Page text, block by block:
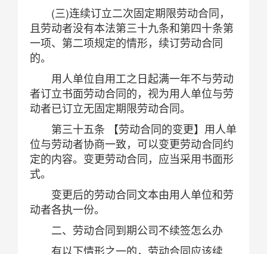
(三)连续订立二次固定期限劳动合同，
且劳动者没有本法第三十九条和第四十条第
一项、第二项规定的情形，续订劳动合同
的。
用人单位自用工之日起满一年不与劳动
者订立书面劳动合同的，视为用人单位与劳
动者已订立无固定期限劳动合同。
第三十五条 【劳动合同的变更】用人单
位与劳动者协商一致，可以变更劳动合同约
定的内容。变更劳动合同，应当采用书面形
式。
变更后的劳动合同文本由用人单位和劳
动者各执一份。
二、劳动合同到期公司不续签怎么办
有以下情形之一的，劳动合同应该续